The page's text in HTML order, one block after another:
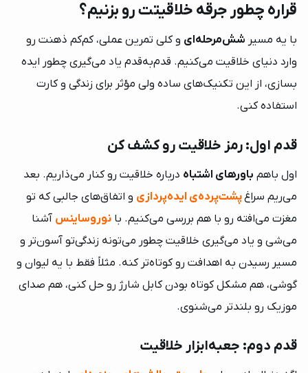
قراره چطور جرقه خلاقیتت رو بزنیم؟
با یه مسیر شش‌مرحله‌ای و کلی تمرین عملی، کم‌کم ذهنت رو
وارد دنیای خلاقیت می‌کنیم. قدم‌به‌قدم یاد می‌گیری چطور ایده‌
بسازی، از این تکنیک‌های ساده ولی مؤثر برای زندگی و کارت
استفاده کنی.
قدم اول: رمز خلاقیت رو کشف کن
اول باهم باورهای اشتباه درباره خلاقیت رو کنار می‌ذاریم. بعد
می‌ریم سراغپشت‌پرده‌ی ایده‌پردازی و اتفاق‌های جالبی که تو
مغزت می‌افته رو با هم بررسی می‌کنیم. با نوروساینس آشنا
می‌شی و یاد می‌گیری خلاقیت چطور می‌تونه زندگی‌تو آسون‌تر و
مسیر رسیدن به اهدافت رو کوتاه‌تر کنه. مثلاً فقط با یه لیوان و
گوشی، هم مشکل کوتاه بودن کابل‌ شارژ رو حل کنی، هم صدای
موزیک‌ رو بلند‌تر می‌شنوی.
قدم دوم: جعبه‌ابزار خلاقیت